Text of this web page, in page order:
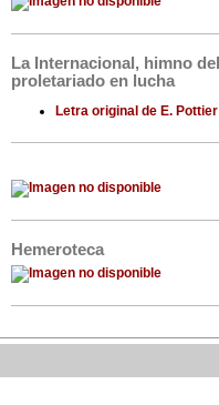
La Internacional, himno del
proletariado en lucha
Letra original de E. Pottier
Hemeroteca